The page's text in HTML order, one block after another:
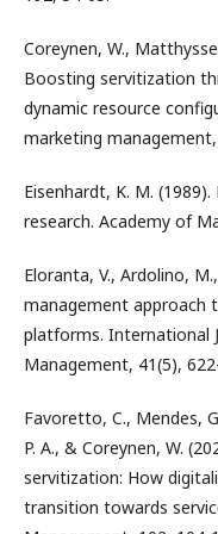
Coreynen, W.,
Boosting servitization
dynamic resource
marketing
Eisenhardt, K. M.
research. Academy of
Eloranta, V., Ardolino,
management approach
platforms. International
Management, 41(5),
Favoretto, C., Mendes,
P. A., & Coreynen, W.
servitization: How
transition towards